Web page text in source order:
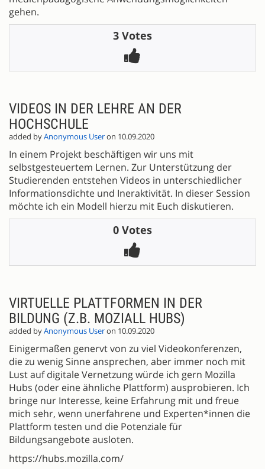
gehen.
3 Votes
VIDEOS IN DER LEHRE AN DER
HOCHSCHULE
added byAnonymous Useron 10.09.2020
In einem Projekt beschäftigen wir uns mit
selbstgesteuertem Lernen. Zur Unterstützung der
Studierenden entstehen Videos in unterschiedlicher
Informationsdichte und Ineraktivität. In dieser Session
möchte ich ein Modell hierzu mit Euch diskutieren.
0 Votes
VIRTUELLE PLATTFORMEN IN DER
BILDUNG (Z.B. MOZIALL HUBS)
added byAnonymous Useron 10.09.2020
Einigermaßen genervt von zu viel Videokonferenzen,
die zu wenig Sinne ansprechen, aber immer noch mit
Lust auf digitale Vernetzung würde ich gern Mozilla
Hubs (oder eine ähnliche Plattform) ausprobieren. Ich
bringe nur Interesse, keine Erfahrung mit und freue
mich sehr, wenn unerfahrene und Experten*innen die
Plattform testen und die Potenziale für
Bildungsangebote ausloten.
https://hubs.mozilla.com/